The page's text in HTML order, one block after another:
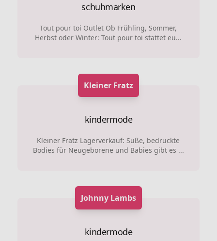
schuhmarken
Tout pour toi Outlet Ob Frühling, Sommer,
Herbst oder Winter: Tout pour toi stattet eu...
Kleiner Fratz
kindermode
Kleiner Fratz Lagerverkauf: Süße, bedruckte
Bodies für Neugeborene und Babies gibt es ...
Johnny Lambs
kindermode